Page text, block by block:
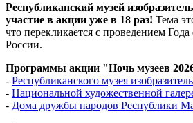
Республиканский музей
участие в акции уже в 18 раз! Тема
что перекликается с проведением
России.
Программы акции "Ночь музеев
- Республиканского музея
- Национальной художественной
- Дома дружбы народов Республики